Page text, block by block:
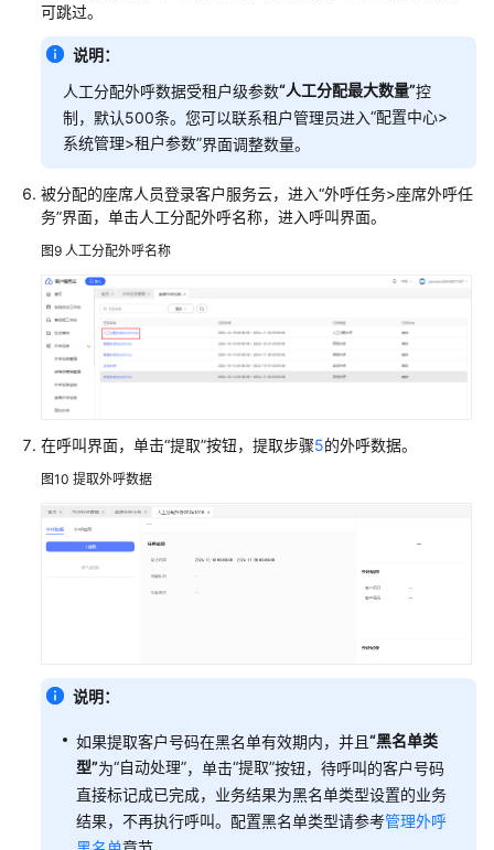
可跳过。
说明：
人工分配外呼数据受租户级参数“人工分配最大数量”控
制，默认500条。您可以联系租户管理员进入“配置中心>
系统管理>租户参数”界面调整数量。
被分配的座席人员登录客户服务云，进入“外呼任务>座席外呼任
务”界面，单击人工分配外呼名称，进入呼叫界面。
图9 人工分配外呼名称
在呼叫界面，单击“提取”按钮，提取步骤5的外呼数据。
图10 提取外呼数据
说明：
如果提取客户号码在黑名单有效期内，并且“黑名单类
型”为“自动处理”，单击“提取”按钮，待呼叫的客户号码
直接标记成已完成，业务结果为黑名单类型设置的业务
结果，不再执行呼叫。配置黑名单类型请参考管理外呼